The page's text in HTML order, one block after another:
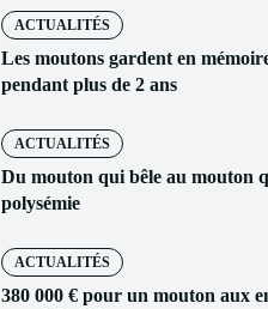
ACTUALITÉS
Les moutons gardent en
pendant plus de 2 ans
ACTUALITÉS
Du mouton qui bêle au mouton
polysémie
ACTUALITÉS
380 000 € pour un mouton aux